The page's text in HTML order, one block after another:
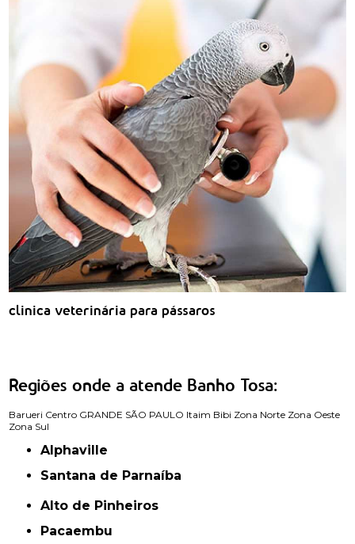
clinica veterinária para pássaros
Regiões onde a atende Banho Tosa:
Barueri Centro GRANDE SÃO PAULO Itaim Bibi Zona Norte Zona Oeste
Zona Sul
Alphaville
Santana de Parnaíba
Alto de Pinheiros
Pacaembu